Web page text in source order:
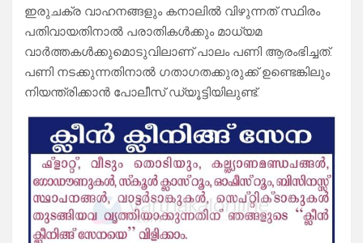
ഇരുചക്ര വാഹനങ്ങളും കനാലിൽ വിഴുന്നത് സ്ഥിരം
പതിവായതിനാൽ പരാതികൾക്കും മാധ്യമ
വാർത്തകൾക്കുമൊടുവിലാണ് പാലം പണി ആരംഭിച്ചത്.
പണി നടക്കുന്നതിനാൽ ഗതാഗതക്കുരുക്ക് ഉണ്ടെങ്കിലും
നിയന്ത്രിക്കാൻ പോലീസ് ഡ്യൂട്ടിയിലുണ്ട്.